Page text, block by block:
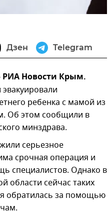
Дзен Telegram
Новости Крым.
ребенка с мамой из
Об этом сообщили в
минздрава.
серьезное
срочная операция и
специалистов. Однако в
области сейчас таких
обратилась за помощью